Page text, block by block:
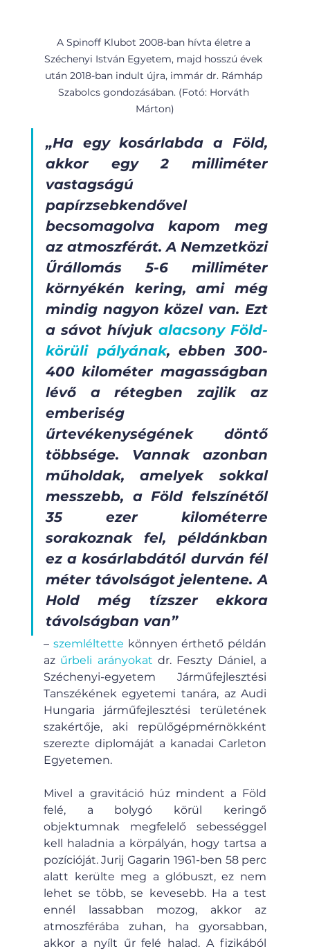
A Spinoff Klubot 2008-ban hívta életre a
Széchenyi István Egyetem, majd hosszú évek
után 2018-ban indult újra, immár dr. Rámháp
Szabolcs gondozásában. (Fotó: Horváth
Márton)
„Ha egy kosárlabda a Föld,
akkor egy 2 milliméter
vastagságú
papírzsebkendővel
becsomagolva kapom meg
az atmoszférát. A Nemzetközi
Űrállomás 5-6 milliméter
környékén kering, ami még
mindig nagyon közel van. Ezt
a sávot hívjuk alacsony Föld-
körüli pályának, ebben 300-
400 kilométer magasságban
lévő a rétegben zajlik az
emberiség
űrtevékenységének döntő
többsége. Vannak azonban
műholdak, amelyek sokkal
messzebb, a Föld felszínétől
35 ezer kilométerre
sorakoznak fel, példánkban
ez a kosárlabdától durván fél
méter távolságot jelentene. A
Hold még tízszer ekkora
távolságban van”
– szemléltette könnyen érthető példán
az űrbeli arányokat dr. Feszty Dániel, a
Széchenyi-egyetem Járműfejlesztési
Tanszékének egyetemi tanára, az Audi
Hungaria járműfejlesztési területének
szakértője, aki repülőgépmérnökként
szerezte diplomáját a kanadai Carleton
Egyetemen.
Mivel a gravitáció húz mindent a Föld
felé, a bolygó körül keringő
objektumnak megfelelő sebességgel
kell haladnia a körpályán, hogy tartsa a
pozícióját. Jurij Gagarin 1961-ben 58 perc
alatt kerülte meg a glóbuszt, ez nem
lehet se több, se kevesebb. Ha a test
ennél lassabban mozog, akkor az
atmoszférába zuhan, ha gyorsabban,
akkor a nyílt űr felé halad. A fizikából